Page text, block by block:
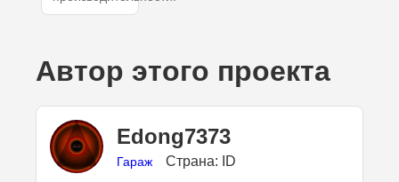
Автор этого проекта
Edong7373
Гараж Страна: ID